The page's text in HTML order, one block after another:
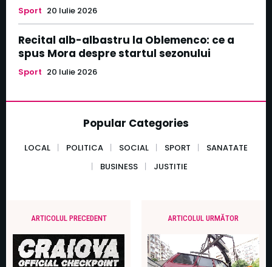
Sport 20 Iulie 2026
Recital alb-albastru la Oblemenco: ce a
spus Mora despre startul sezonului
Sport 20 Iulie 2026
Popular Categories
LOCAL POLITICA SOCIAL SPORT
SANATATE
BUSINESS
JUSTITIE
ARTICOLUL PRECEDENT ARTICOLUL URMĂTOR